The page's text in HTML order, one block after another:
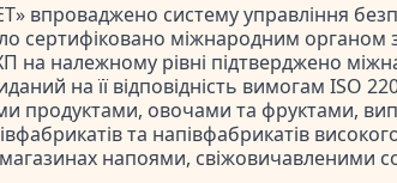
впроваджено систему управління
сертифіковано міжнародним органом
на належному рівні підтверджено
на її відповідність вимогам ISO
продуктами, овочами та фруктами,
та напівфабрикатів
напоями, свіжовичавленими